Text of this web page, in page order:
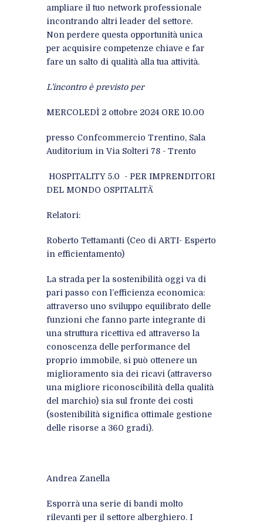
ampliare il tuo network professionale
incontrando altri leader del settore.
Non perdere questa opportunità unica
per acquisire competenze chiave e far
fare un salto di qualità alla tua attività.
L’incontro è previsto per
MERCOLEDÌ 2 ottobre 2024 ORE 10.00
presso Confcommercio Trentino, Sala
Auditorium in Via Solteri 78 - Trento
HOSPITALITY 5.0 - PER IMPRENDITORI
DEL MONDO OSPITALITÀ̀
Relatori:
Roberto Tettamanti (Ceo di ARTI- Esperto
in efficientamento)
La strada per la sostenibilità oggi va di
pari passo con l’efficienza economica:
attraverso uno sviluppo equilibrato delle
funzioni che fanno parte integrante di
una struttura ricettiva ed attraverso la
conoscenza delle performance del
proprio immobile, si può ottenere un
miglioramento sia dei ricavi (attraverso
una migliore riconoscibilità della qualità
del marchio) sia sul fronte dei costi
(sostenibilità significa ottimale gestione
delle risorse a 360 gradi).
Andrea Zanella
Esporrà una serie di bandi molto
rilevanti per il settore alberghiero. I